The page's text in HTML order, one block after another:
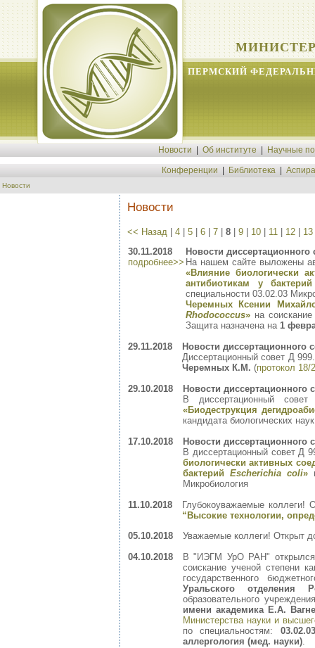
ПЕРМСКИЙ
Новости Об институте Научные
Конференции Библиотека
Новости
Новости
<< Назад | 4 | 5 | 6 | 7 | 8 | 9 | 10 | 11 | 12 | 13
30.11.2018
подробнее>>
Новости диссертационного
На нашем сайте выложены
«Влияние биологически
антибиотикам у
специальности 03.02.03
Черемных Ксении
Rhodococcus» на
Защита назначена на 1
29.11.2018
Новости диссертационного
Диссертационный совет Д
Черемных К.М. (протокол 18/2
29.10.2018
Новости диссертационного
В диссертационный
«Биодеструкция
кандидата биологических
17.10.2018
Новости диссертационного
В диссертационный совет Д
биологически активных
бактерийEscherichia coli»
Микробиология
11.10.2018
Глубокоуважаемые коллеги!
“Высокие технологии,
05.10.2018
Уважаемые коллеги! Открыт
04.10.2018
В "ИЭГМ УрО РАН"
соискание ученой степени
государственного
Уральского отделения
образовательного
имени академика Е.А.
Министерства науки и
по специальностям:
аллергология (мед. науки).